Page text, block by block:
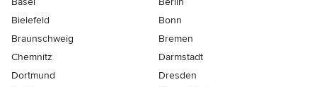
Bielefeld
Bonn
Braunschweig
Bremen
Chemnitz
Darmstadt
Dortmund
Dresden